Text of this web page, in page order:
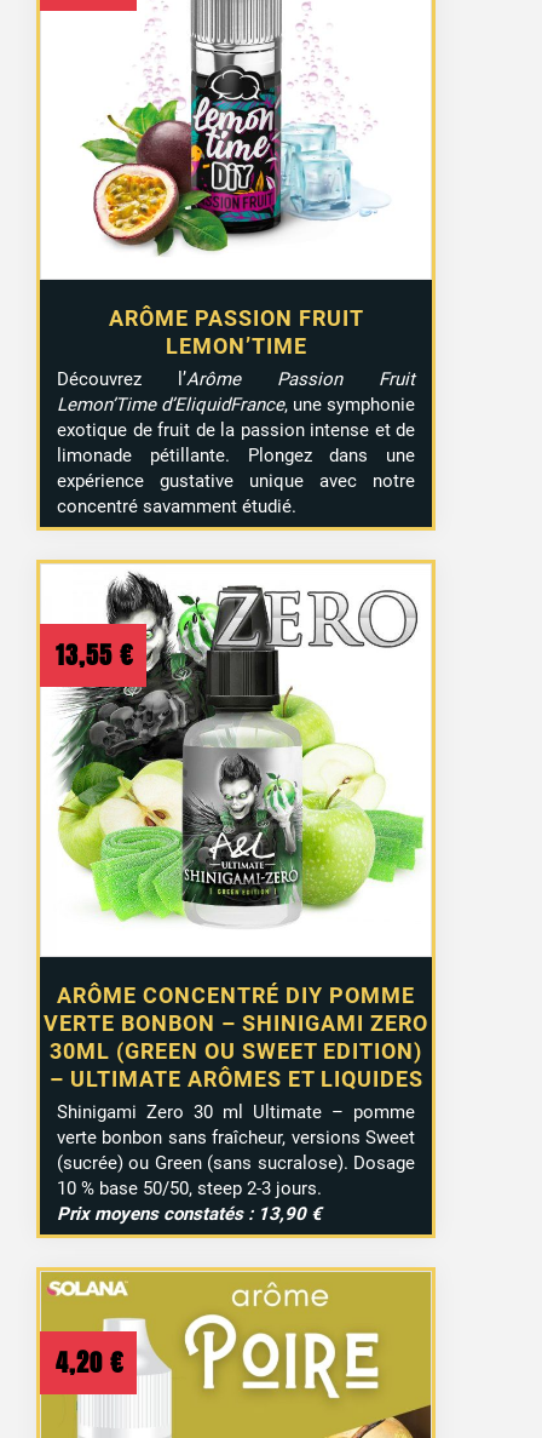
ARÔME PASSION FRUIT
LEMON’TIME
Découvrez l’Arôme Passion Fruit
Lemon’Time d’EliquidFrance, une symphonie
exotique de fruit de la passion intense et de
limonade pétillante. Plongez dans une
expérience gustative unique avec notre
concentré savamment étudié.
ARÔME CONCENTRÉ DIY POMME
VERTE BONBON – SHINIGAMI ZERO
30ML (GREEN OU SWEET EDITION)
– ULTIMATE ARÔMES ET LIQUIDES
13,55 €
Shinigami Zero 30 ml Ultimate – pomme
verte bonbon sans fraîcheur, versions Sweet
(sucrée) ou Green (sans sucralose). Dosage
10 % base 50/50, steep 2-3 jours.
Prix moyens constatés : 13,90 €
4,20 €